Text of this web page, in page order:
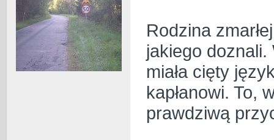
Rodzina
jakiego
miała cięty
kapłanowi. To,
prawdziwą